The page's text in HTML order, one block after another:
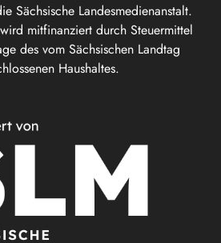
Sächsische Landesmedienanstalt.
mitfinanziert durch Steuermittel
des vom Sächsischen Landtag
Haushaltes.